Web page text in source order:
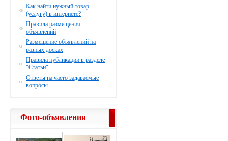
Как найти нужный товар
(услугу) в интернете?
Правила размещения
объявлений
Размещение объявлений на
разных досках
Правила публикации в разделе
"Статьи"
Ответы на часто задаваемые
вопросы
Фото-объявления